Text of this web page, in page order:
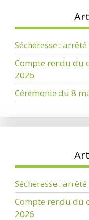
Sécheresse :
Compte rendu du
2026
Cérémonie du 8
Sécheresse :
Compte rendu du
2026